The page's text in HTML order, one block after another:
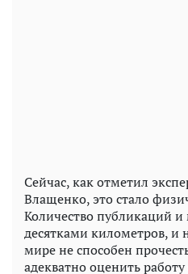
Сейчас, как отметил
Влащенко, это стало
Количество публикаций и
десятками километров, и
мире не способен
адекватно оценить